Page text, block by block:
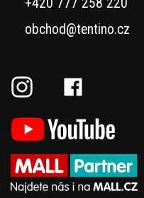
+420 777 258 220
obchod@tentino.cz